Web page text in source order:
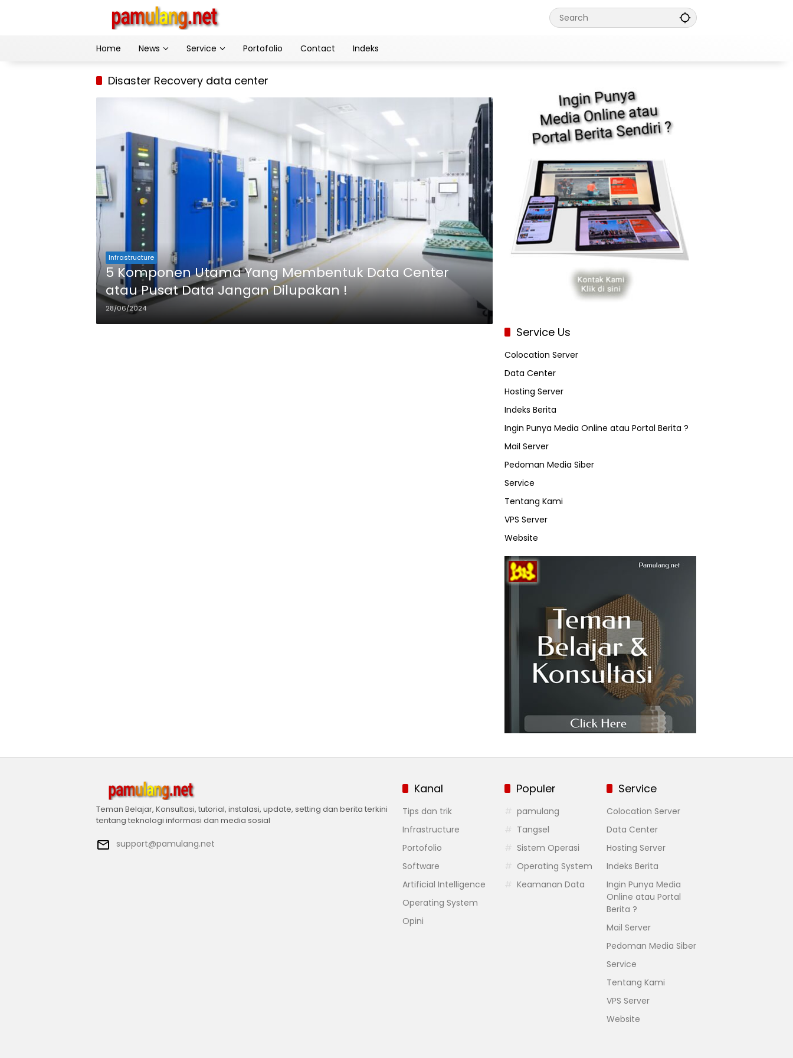
Home
News Service Portofolio Contact Indeks
Disaster Recovery data center
Infrastructure
5 Komponen Utama Yang Membentuk Data Center
atau Pusat Data Jangan Dilupakan !
28/06/2024
Service Us
Colocation Server
Data Center
Hosting Server
Indeks Berita
Ingin Punya Media Online atau Portal Berita ?
Mail Server
Pedoman Media Siber
Service
Tentang Kami
VPS Server
Website
Teman Belajar, Konsultasi, tutorial, instalasi, update, setting dan berita terkini
tentang teknologi informasi dan media sosial
support@pamulang.net
Kanal
Tips dan trik
Infrastructure
Portofolio
Software
Artificial Intelligence
Operating System
Opini
Populer
pamulang
Tangsel
Sistem Operasi
Operating System
Keamanan Data
Service
Colocation Server
Data Center
Hosting Server
Indeks Berita
Ingin Punya Media
Online atau Portal
Berita ?
Mail Server
Pedoman Media Siber
Service
Tentang Kami
VPS Server
Website